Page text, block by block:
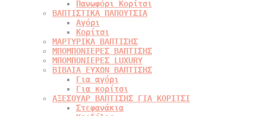
Πανωφόρι Κορίτσι
ΒΑΠΤΙΣΤΙΚΑ ΠΑΠΟΥΤΣΙΑ
Αγόρι
Κορίτσι
ΜΑΡΤΥΡΙΚΑ ΒΑΠΤΙΣΗΣ
ΜΠΟΜΠΟΝΙΕΡΕΣ ΒΑΠΤΙΣΗΣ
ΜΠΟΜΠΟΝΙΕΡΕΣ LUXURY
ΒΙΒΛΙΑ ΕΥΧΩΝ ΒΑΠΤΙΣΗΣ
Για αγόρι
Για κορίτσι
ΑΞΕΣΟΥΑΡ ΒΑΠΤΙΣΗΣ ΓΙΑ ΚΟΡΙΤΣΙ
Στεφανάκια